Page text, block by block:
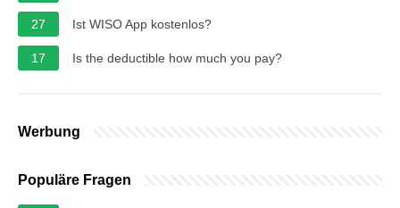
27 Ist WISO App kostenlos?
17 Is the deductible how much you pay?
Werbung
Populäre Fragen